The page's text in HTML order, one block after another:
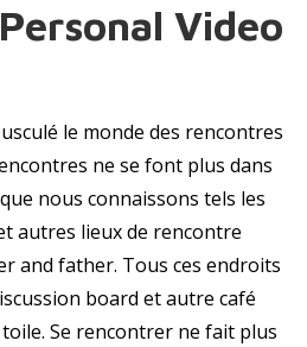
Video
le monde des rencontres
ne se font plus dans
nous connaissons tels les
autres lieux de rencontre
and father. Tous ces endroits
board et autre café
Se rencontrer ne fait plus